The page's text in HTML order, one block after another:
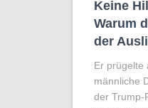
Keine
Warum
der
Er prügelte
männliche
der Trump-